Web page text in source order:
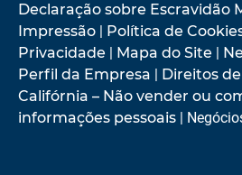
Declaração sobre Escravidão
Impressão | Política de
Privacidade | Mapa do Site |
Perfil da Empresa | Direitos
Califórnia – Não vender ou
informações pessoais |